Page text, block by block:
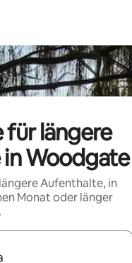
längere
Woodgate
Aufenthalte, in
Monat oder länger
sind, navigiere mit